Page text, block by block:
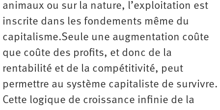
animaux ou sur la nature, l’exploitation est
inscrite dans les fondements même du
capitalisme.Seule une augmentation coûte
que coûte des profits, et donc de la
rentabilité et de la compétitivité, peut
permettre au système capitaliste de survivre.
Cette logique de croissance infinie de la